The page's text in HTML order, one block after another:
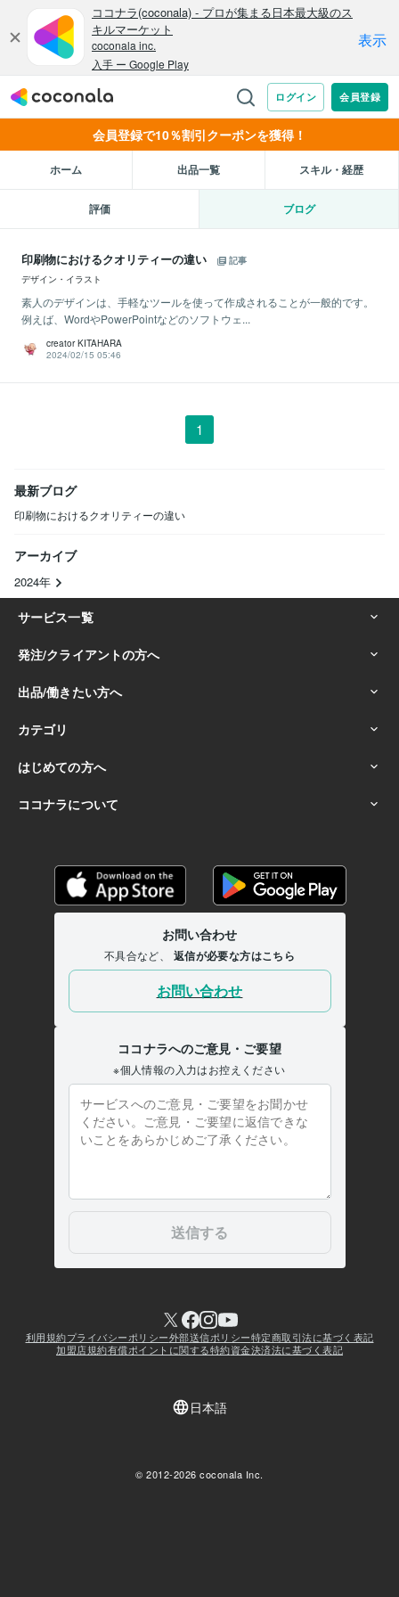
会員登録で10％割引クーポンを獲得！
ホーム 出品一覧 スキル・経歴
評価 ブログ
印刷物におけるクオリティーの違い
記事
デザイン・イラスト
素人のデザインは、手軽なツールを使って作成されることが一般的です。
例えば、WordやPowerPointなどのソフトウェ...
creator KITAHARA
2024/02/15 05:46
1
最新ブログ
印刷物におけるクオリティーの違い
アーカイブ
2024年